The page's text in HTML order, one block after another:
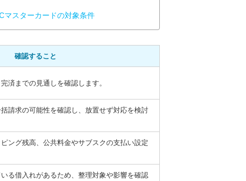
マスターカードの対象条件
確認すること
済までの見通しを確認します。
請求の可能性を確認し、放置せず対応を検討
ング残高、公共料金やサブスクの支払い設定
る借入れがあるため、整理対象や影響を確認